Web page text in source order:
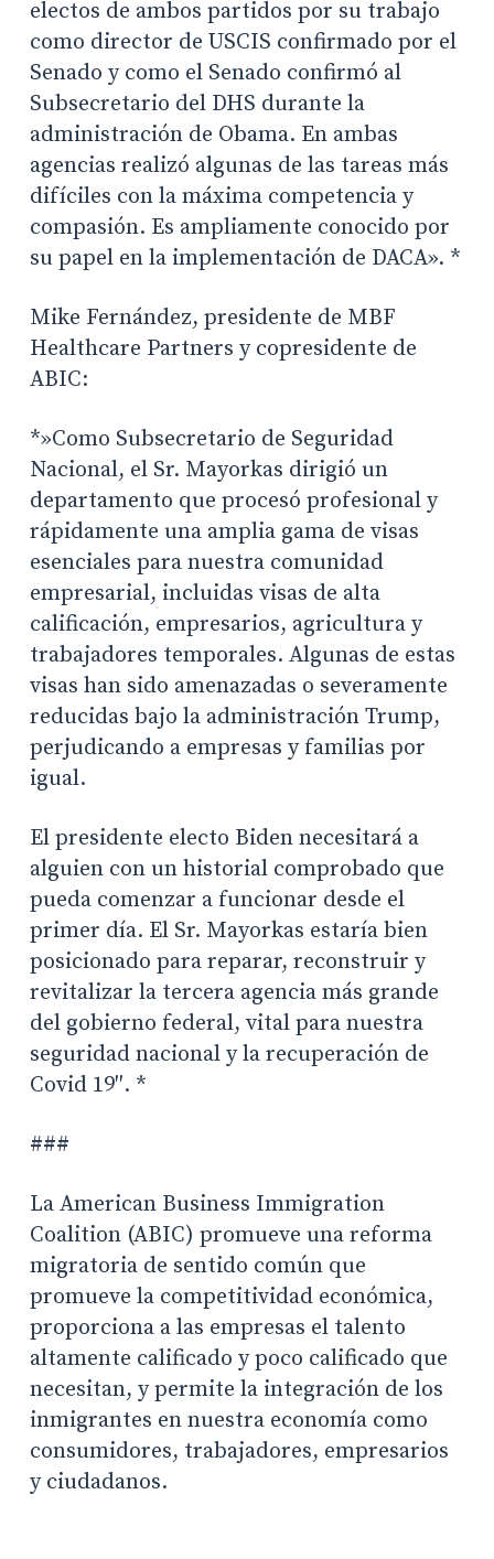
electos de ambos partidos por su trabajo
como director de USCIS confirmado por el
Senado y como el Senado confirmó al
Subsecretario del DHS durante la
administración de Obama. En ambas
agencias realizó algunas de las tareas más
difíciles con la máxima competencia y
compasión. Es ampliamente conocido por
su papel en la implementación de DACA». *
Mike Fernández, presidente de MBF
Healthcare Partners y copresidente de
ABIC:
*»Como Subsecretario de Seguridad
Nacional, el Sr. Mayorkas dirigió un
departamento que procesó profesional y
rápidamente una amplia gama de visas
esenciales para nuestra comunidad
empresarial, incluidas visas de alta
calificación, empresarios, agricultura y
trabajadores temporales. Algunas de estas
visas han sido amenazadas o severamente
reducidas bajo la administración Trump,
perjudicando a empresas y familias por
igual.
El presidente electo Biden necesitará a
alguien con un historial comprobado que
pueda comenzar a funcionar desde el
primer día. El Sr. Mayorkas estaría bien
posicionado para reparar, reconstruir y
revitalizar la tercera agencia más grande
del gobierno federal, vital para nuestra
seguridad nacional y la recuperación de
Covid 19″. *
###
La American Business Immigration
Coalition (ABIC) promueve una reforma
migratoria de sentido común que
promueve la competitividad económica,
proporciona a las empresas el talento
altamente calificado y poco calificado que
necesitan, y permite la integración de los
inmigrantes en nuestra economía como
consumidores, trabajadores, empresarios
y ciudadanos.